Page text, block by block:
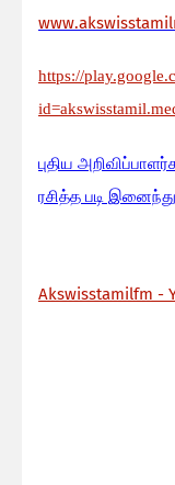
https://
புதிய
ரசித்த படி
Akswisstamilfm -